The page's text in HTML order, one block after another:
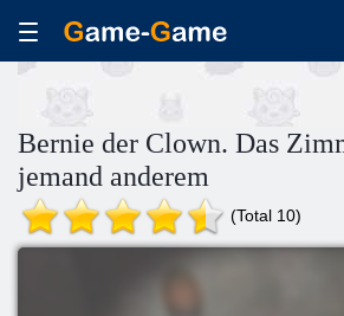
Bernie der Clown. Das
jemand anderem
(Total 10)